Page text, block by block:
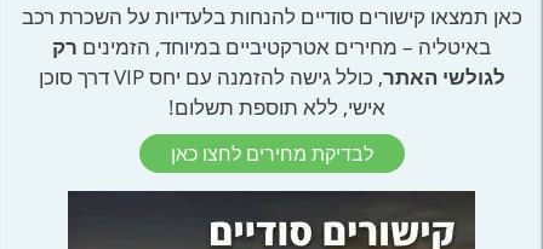
כאן תמצאו קישורים סודיים להנחות בלעדיות על השכרת רכב
באיטליה – מחירים אטרקטיביים במיוחד, הזמינים רק
לגולשי האתר
, כולל גישה להזמנה עם יחס VIP דרך סוכן
אישי, ללא תוספת תשלום!
לבדיקת מחירים לחצו כאן